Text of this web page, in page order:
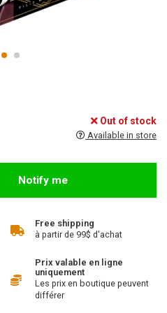
Out of stock
Available in store
Notify me
Free shipping
à partir de 99$ d'achat
Prix valable en ligne
uniquement
Les prix en boutique peuvent
différer